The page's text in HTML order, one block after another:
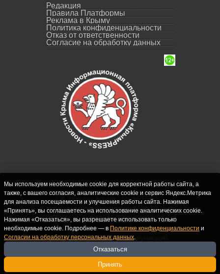
Редакция
Правила Платформы
Реклама в Крыму
Политика конфиденциальности
Отказ от ответственности
Согласие на обработку данных
СИ "Новости Крыма - КрымPRESS".
Свидетельство о регистрации СМИ ЭЛ № ФС
77-62916 выдано Федеральной службой по
надзору в сфере связи, информационных
технологий и массовых коммуникаций
(Роскомнадзор) 10.09.2015. Учредитель и
главный редактор: Крутских С.М. Почта:
crimearfinfo@yandex.ru. Телефон Редакции:
Мы используем необходимые cookie для корректной работы сайта, а
также, с вашего согласия, аналитические cookie и сервис Яндекс.Метрика
для анализа посещаемости и улучшения работы сайта. Нажимая
«Принять», вы соглашаетесь на использование аналитических cookie.
Нажимая «Отказаться», вы разрешаете использовать только
необходимые cookie. Подробнее — в Политике конфиденциальности и
Согласии на обработку персональных данных.
Отказаться
Принять